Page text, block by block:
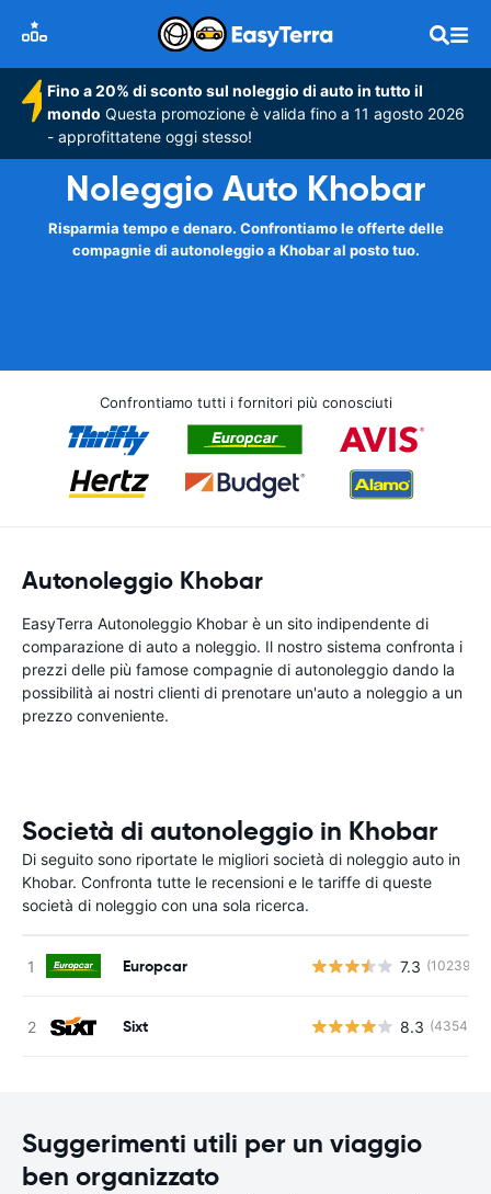
Fino a 20% di sconto sul noleggio di auto in tutto il
mondo Questa promozione è valida fino a 11 agosto 2026
- approfittatene oggi stesso!
Noleggio Auto Khobar
Risparmia tempo e denaro. Confrontiamo le offerte delle
compagnie di autonoleggio a Khobar al posto tuo.
Confrontiamo tutti i fornitori più conosciuti
Autonoleggio Khobar
EasyTerra Autonoleggio Khobar è un sito indipendente di
comparazione di auto a noleggio. Il nostro sistema confronta i
prezzi delle più famose compagnie di autonoleggio dando la
possibilità ai nostri clienti di prenotare un'auto a noleggio a un
prezzo conveniente.
Società di autonoleggio in Khobar
Di seguito sono riportate le migliori società di noleggio auto in
Khobar. Confronta tutte le recensioni e le tariffe di queste
società di noleggio con una sola ricerca.
Europcar 7.3 (10239)
Sixt 8.3 (4354)
Suggerimenti utili per un viaggio
ben organizzato